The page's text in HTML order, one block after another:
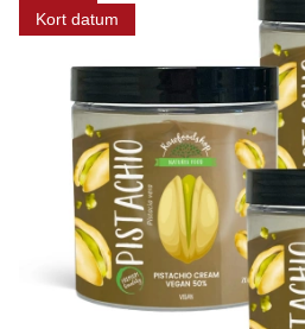
Kort datum